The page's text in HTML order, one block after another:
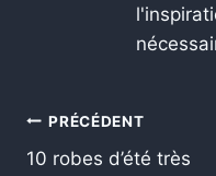
PRÉCÉDENT
10 robes d’été très